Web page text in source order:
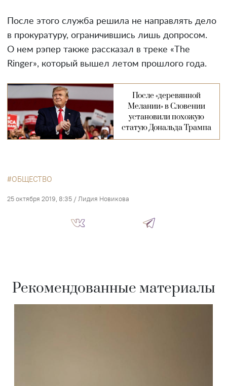
После этого служба решила не направлять дело
в прокуратуру, ограничившись лишь допросом.
О нем рэпер также рассказал в треке «The
Ringer», который вышел летом прошлого года.
После «деревянной
Мелании» в Словении
установили похожую
статую Дональда Трампа
ОБЩЕСТВО
25 октября 2019, 8:35 /Лидия Новикова
Рекомендованные материалы